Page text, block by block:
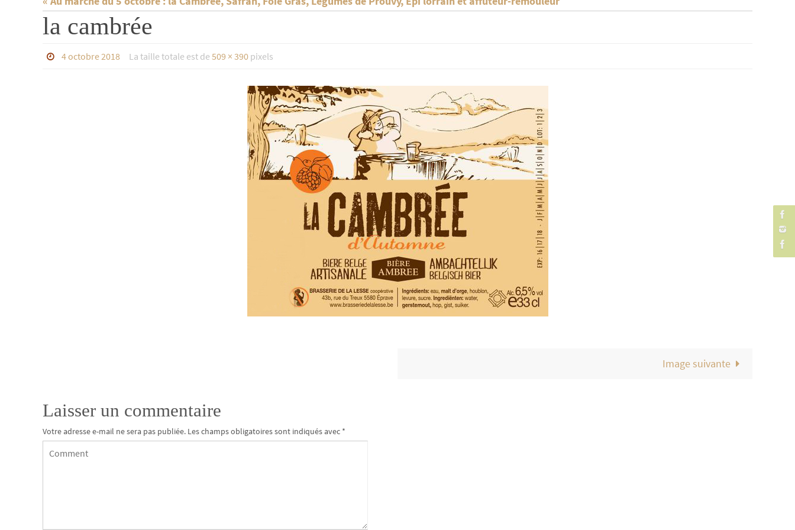
la cambrée
4 octobre 2018 La taille totale est de 509 × 390pixels
Image suivante
Laisser un commentaire
Votre adresse e-mail ne sera pas publiée. Les champs obligatoires sont indiqués avec *